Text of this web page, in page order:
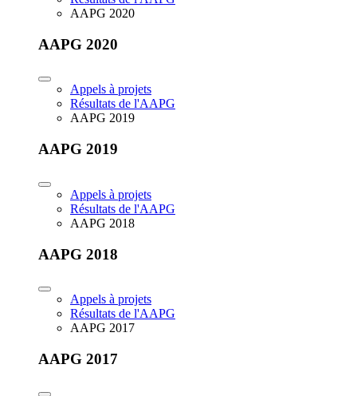
AAPG 2020
AAPG 2020
Appels à projets
Résultats de l'AAPG
AAPG 2019
AAPG 2019
Appels à projets
Résultats de l'AAPG
AAPG 2018
AAPG 2018
Appels à projets
Résultats de l'AAPG
AAPG 2017
AAPG 2017